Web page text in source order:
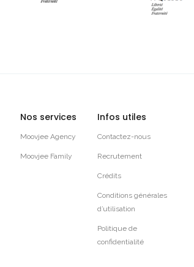
Nos services
Moovjee Agency
Moovjee Family
Infos utiles
Contactez-nous
Recrutement
Crédits
Conditions générales
d’utilisation
Politique de
confidentialité